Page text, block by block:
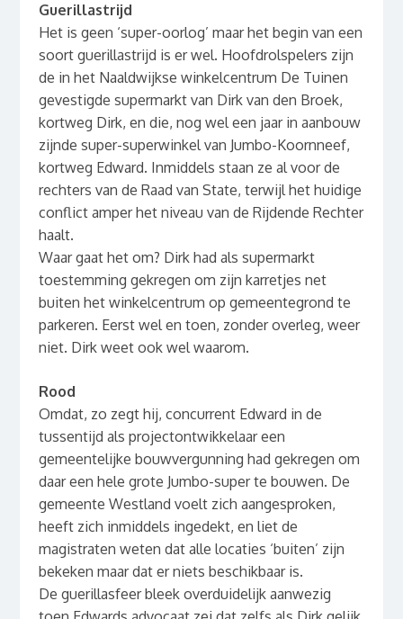
Guerillastrijd
Het is geen ‘super-oorlog’ maar het begin van een
soort guerillastrijd is er wel. Hoofdrolspelers zijn
de in het Naaldwijkse winkelcentrum De Tuinen
gevestigde supermarkt van Dirk van den Broek,
kortweg Dirk, en die, nog wel een jaar in aanbouw
zijnde super-superwinkel van Jumbo-Koornneef,
kortweg Edward. Inmiddels staan ze al voor de
rechters van de Raad van State, terwijl het huidige
conflict amper het niveau van de Rijdende Rechter
haalt.
Waar gaat het om? Dirk had als supermarkt
toestemming gekregen om zijn karretjes net
buiten het winkelcentrum op gemeentegrond te
parkeren. Eerst wel en toen, zonder overleg, weer
niet. Dirk weet ook wel waarom.
Rood
Omdat, zo zegt hij, concurrent Edward in de
tussentijd als projectontwikkelaar een
gemeentelijke bouwvergunning had gekregen om
daar een hele grote Jumbo-super te bouwen. De
gemeente Westland voelt zich aangesproken,
heeft zich inmiddels ingedekt, en liet de
magistraten weten dat alle locaties ‘buiten’ zijn
bekeken maar dat er niets beschikbaar is.
De guerillasfeer bleek overduidelijk aanwezig